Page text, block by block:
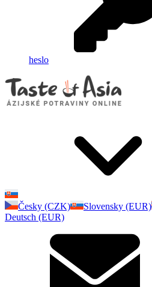
heslo
Česky (CZK)
Slovensky (EUR)
Deutsch (EUR)